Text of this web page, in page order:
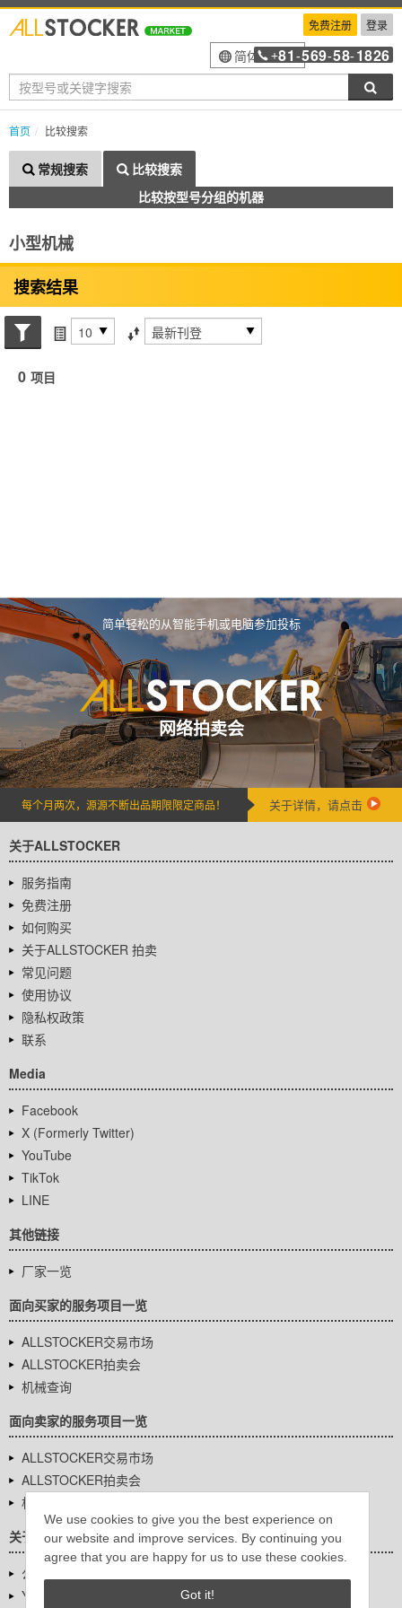
We use cookies to give you the best experience on
our website and improve services. By continuing you
agree that you are happy for us to use these cookies.
Got it!
免费注册 登录
简体中文
+81 -569-58-1826
首页 比较搜索
常规搜索
比较搜索
比较按型号分组的机器
小型机械
搜索结果
搜索状态每页项目 排序方式
0 项目
简单轻松的从智能手机或电脑参加投标
网络拍卖会
每个月两次，源源不断出品期限限定商品！ 关于详情，请点击
关于ALLSTOCKER
服务指南
免费注册
如何购买
关于ALLSTOCKER 拍卖
常见问题
使用协议
隐私权政策
联系
Media
Facebook
X (Formerly Twitter)
YouTube
TikTok
LINE
其他链接
厂家一览
面向买家的服务项目一览
ALLSTOCKER交易市场
ALLSTOCKER拍卖会
机械查询
面向卖家的服务项目一览
ALLSTOCKER交易市场
ALLSTOCKER拍卖会
机械查询
关于我们
公司基本信息
YUTAKA Inc.